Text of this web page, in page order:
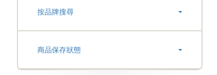
按品牌搜尋
商品保存狀態